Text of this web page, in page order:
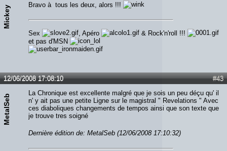
Mickey Bravo à tous les deux, alors !!!
Sex , Apéro
& Rock'n'roll !!!
et pas d'MSN
#43
12/06/2008 17:08:10
MetalSeb
La Chronique est excellente malgré que je sois un peu déçu qu' il
n' y ait pas une petite Ligne sur le magistral " Revelations " Avec
ces diaboliques changements de tempos ainsi que son texte que
je trouve tres soigné
Dernière édition de: MetalSeb (12/06/2008 17:10:32)